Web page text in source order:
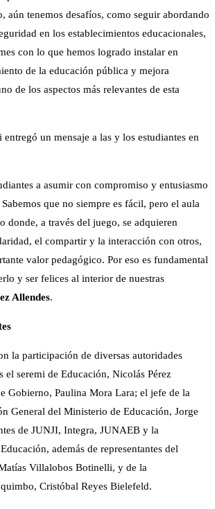
aún tenemos desafíos, como seguir abordando
en los establecimientos educacionales,
con lo que hemos logrado instalar en
de la educación pública y mejora
de los aspectos más relevantes de esta
entregó un mensaje a las y los estudiantes en
a asumir con compromiso y entusiasmo
que no siempre es fácil, pero el aula
donde, a través del juego, se adquieren
el compartir y la interacción con otros,
valor pedagógico. Por eso es fundamental
y ser felices al interior de nuestras
Allendes.
la participación de diversas autoridades
el seremi de Educación, Nicolás Pérez
Gobierno, Paulina Mora Lara; el jefe de la
General del Ministerio de Educación, Jorge
de JUNJI, Integra, JUNAEB y la
además de representantes del
Villalobos Botinelli, y de la
Cristóbal Reyes Bielefeld.